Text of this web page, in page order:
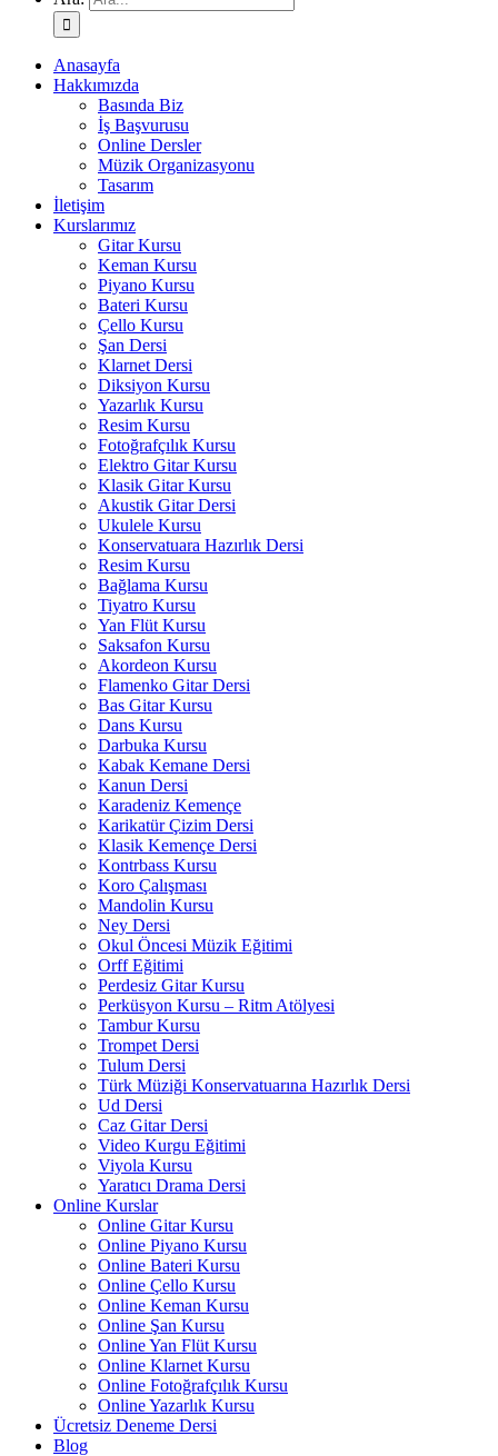
Anasayfa
Hakkımızda
Basında Biz
İş Başvurusu
Online Dersler
Müzik Organizasyonu
Tasarım
İletişim
Kurslarımız
Gitar Kursu
Keman Kursu
Piyano Kursu
Bateri Kursu
Çello Kursu
Şan Dersi
Klarnet Dersi
Diksiyon Kursu
Yazarlık Kursu
Resim Kursu
Fotoğrafçılık Kursu
Elektro Gitar Kursu
Klasik Gitar Kursu
Akustik Gitar Dersi
Ukulele Kursu
Konservatuara Hazırlık Dersi
Resim Kursu
Bağlama Kursu
Tiyatro Kursu
Yan Flüt Kursu
Saksafon Kursu
Akordeon Kursu
Flamenko Gitar Dersi
Bas Gitar Kursu
Dans Kursu
Darbuka Kursu
Kabak Kemane Dersi
Kanun Dersi
Karadeniz Kemençe
Karikatür Çizim Dersi
Klasik Kemençe Dersi
Kontrbass Kursu
Koro Çalışması
Mandolin Kursu
Ney Dersi
Okul Öncesi Müzik Eğitimi
Orff Eğitimi
Perdesiz Gitar Kursu
Perküsyon Kursu – Ritm Atölyesi
Tambur Kursu
Trompet Dersi
Tulum Dersi
Türk Müziği Konservatuarına Hazırlık Dersi
Ud Dersi
Caz Gitar Dersi
Video Kurgu Eğitimi
Viyola Kursu
Yaratıcı Drama Dersi
Online Kurslar
Online Gitar Kursu
Online Piyano Kursu
Online Bateri Kursu
Online Çello Kursu
Online Keman Kursu
Online Şan Kursu
Online Yan Flüt Kursu
Online Klarnet Kursu
Online Fotoğrafçılık Kursu
Online Yazarlık Kursu
Ücretsiz Deneme Dersi
Blog